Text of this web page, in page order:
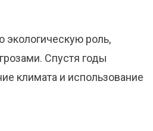
роль,
Спустя годы
климата и использование